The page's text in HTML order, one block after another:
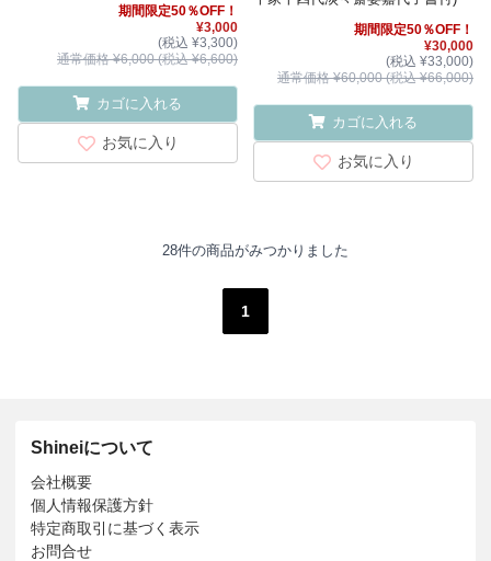
期間限定50％OFF！
¥3,000
(税込 ¥3,300)
通常価格 ¥6,000 (税込 ¥6,600)
カゴに入れる
お気に入り
期間限定50％OFF！
¥30,000
(税込 ¥33,000)
通常価格 ¥60,000 (税込 ¥66,000)
カゴに入れる
お気に入り
28件の商品がみつかりました
1
Shineiについて
会社概要
個人情報保護方針
特定商取引に基づく表示
お問合せ